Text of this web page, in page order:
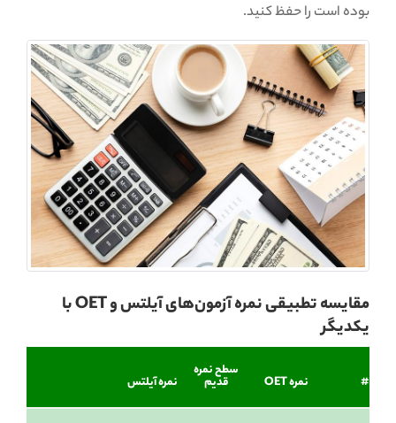
بوده است را حفظ کنید.
مقایسه تطبیقی نمره آزمون‌های آیلتس و OET با
یکدیگر
# نمره OET
سطح نمره
قدیم نمره آیلتس